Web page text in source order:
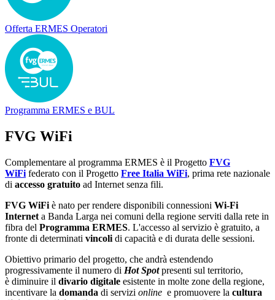
Offerta ERMES Operatori
Programma ERMES e BUL
FVG WiFi
Complementare al programma ERMES è il Progetto FVG
WiFi federato con il Progetto Free Italia WiFi, prima rete nazionale
di accesso gratuito ad Internet senza fili.
FVG WiFi è nato per rendere disponibili connessioni Wi-Fi
Internet a Banda Larga nei comuni della regione serviti dalla rete in
fibra del Programma ERMES. L'accesso al servizio è gratuito, a
fronte di determinati vincoli di capacità e di durata delle sessioni.
Obiettivo primario del progetto, che andrà estendendo
progressivamente il numero di Hot Spotpresenti sul territorio,
è diminuire il divario digitale esistente in molte zone della regione,
incentivare la domanda di servizi online e promuovere la cultura